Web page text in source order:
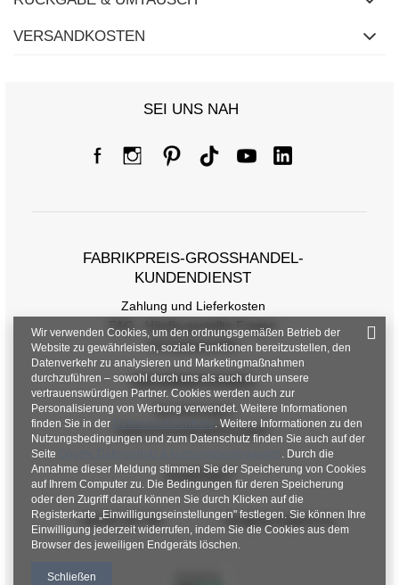
VERSANDKOSTEN
SEI UNS NAH
FABRIKPREIS-GROSSHANDEL-K
UNDENDIENST
Zahlung und Lieferkosten
FAQ - Häufig gestellte Fragen
Rückgabepolitik
INFORMATIONEN
Verordnungen
Datenschutzbestimmungen
KONTAKT
+48 601 547 740 hurt@factoryprice.eu
Wir verwenden Cookies, um den ordnungsgemäßen Betrieb der
Website zu gewährleisten, soziale Funktionen bereitzustellen, den
Datenverkehr zu analysieren und Marketingmaßnahmen
durchzuführen – sowohl durch uns als auch durch unsere
vertrauenswürdigen Partner. Cookies werden auch zur
Personalisierung von Werbung verwendet. Weitere Informationen
finden Sie in der
Datenschutzrichtlinie. Weitere Informationen zu den
Nutzungsbedingungen und zum Datenschutz finden Sie auch auf der
Seite
. Durch die
Annahme dieser Meldung stimmen Sie der Speicherung von Cookies
auf Ihrem Computer zu. Die Bedingungen für deren Speicherung
oder den Zugriff darauf können Sie durch Klicken auf die
Registerkarte „Einwilligungseinstellungen" festlegen. Sie können Ihre
Einwilligung jederzeit widerrufen, indem Sie die Cookies aus dem
Browser des jeweiligen Endgeräts löschen.
Schließen